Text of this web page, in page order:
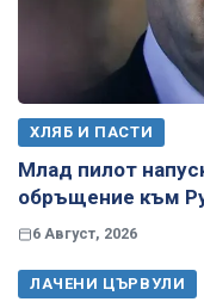
ХЛЯБ И ПАСТИ
Млад пилот
обръщение към
6 Август, 2026
ЛАЧЕНИ ЦЪРВУЛИ